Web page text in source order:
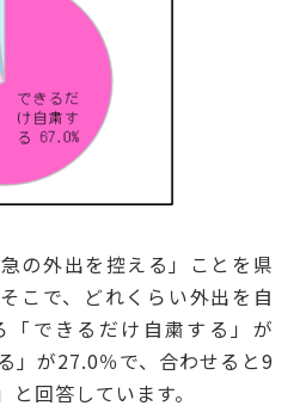
の外出を控える」ことを県
こで、どれくらい外出を自
できるだけ自粛する」が
」が27.0％で、合わせると9
回答しています。